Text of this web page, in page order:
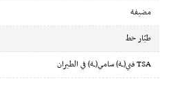
مضيفة
طيّار خط